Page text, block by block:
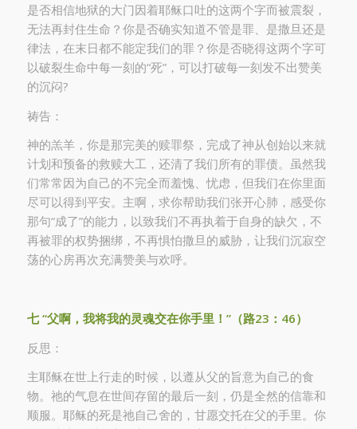
是否相信地狱的大门因着耶稣口吐的这两个字而被震裂，
无法再封住生命？你是否确实知道不管是罪、是撒旦还是
律法，在末日都不能定我们的罪？你是否晓得这两个字可
以破裂生命中每一刻的“死”，可以打破每一刻发不出赞美
的沉闷?
祷告：
神的羔羊，你是那完美的赎罪祭，完成了神从创始以来就
计划和预备的救赎大工，还清了我们所有的罪债。虽然我
们常常因为自己的不完全而羞愧、忧虑，但我们在你里面
尽可以得到平安。主啊，求你帮助我们张开心肺，感受你
那句“成了”的能力，以致我们不再执着于自身的缺欠，不
再被罪的权势捆绑，不再惧怕撒旦的威胁，让我们沉寂空
荡的心房再次充满赞美与欢呼。
七“父啊，我将我的灵魂交在你手里！ ”（路23 ： 46）
反思：
主耶稣在世上行走的时候，以遵从父的旨意为自己的食
物。祂的气息在世间存留的最后一刻，仍是全然的信靠和
顺服。耶稣的死是祂自己舍的，甘愿交托在父的手里。你